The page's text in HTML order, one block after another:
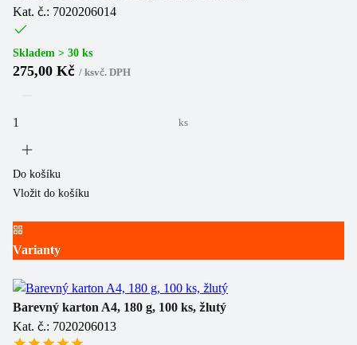
Kat. č.: 7020206014
Skladem > 30 ks
275,00 Kč / ksvč. DPH
ks
Do košíku
Vložit do košíku
Varianty
Barevný karton A4, 180 g, 100 ks, žlutý
Kat. č.: 7020206013